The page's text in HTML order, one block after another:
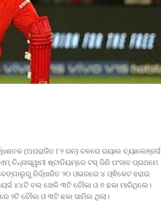
(ଅପରାଜିତ ୮୨ ରନ) ବଳରେ ରୟାଲ ଚ୍ୟାଲେଞ୍ଜର୍ସ
ଷ୍ଟାଡିୟମ୍‌ରେ ଟସ୍‌ ଜିଣି ପଂଜାବ ପ୍ରଥମେ
ନିର୍ଦ୍ଧାରିତ ୨୦ ଓଭରରେ ୪ ଓ୍ଵିକେଟ ହରାଇ
୪୪ଟି ବଲ ଖେଳି ୩ଟି ଚୌକା ଓ ୭ ଛକା ମାରିଥିଲେ।
୨ଟି ଚୌକା ଓ ୩ଟି ଛକା ସାମିଲ ଥିଲା।